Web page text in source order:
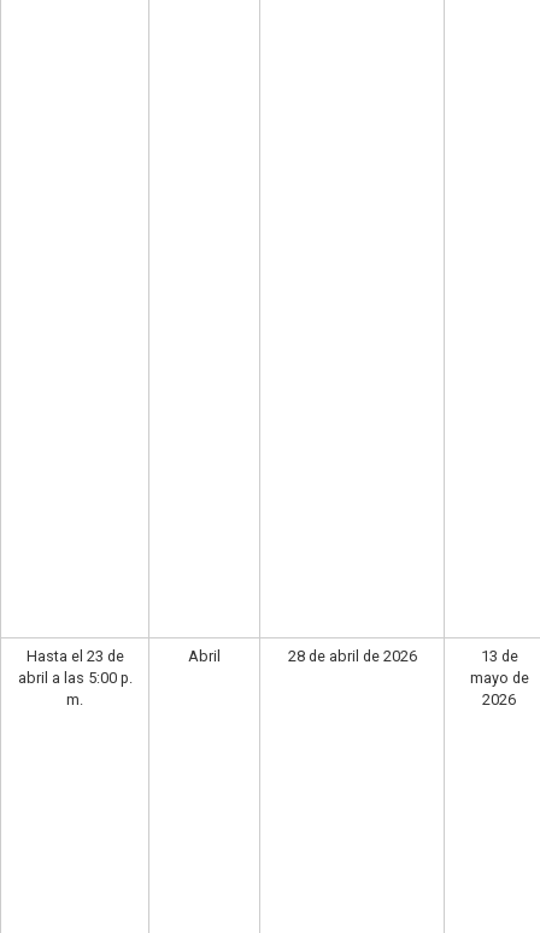
Hasta el 23 de
abril a las 5:00 p.
m.
Abril 28 de abril de 2026
13 de
mayo de
2026